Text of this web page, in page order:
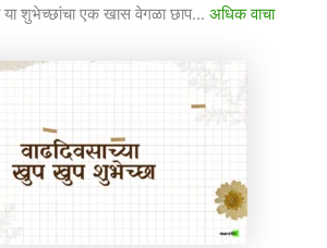
या शुभेच्छांचा एक खास वेगळा छाप… अधिक वाचा